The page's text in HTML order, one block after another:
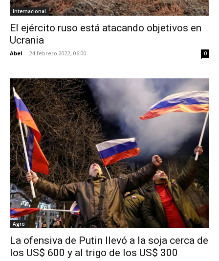
Internacional
El ejército ruso está atacando objetivos en
Ucrania
Abel - 24 febrero 2022, 06:00 0
Agro
La ofensiva de Putin llevó a la soja cerca de
los US$ 600 y al trigo de los US$ 300